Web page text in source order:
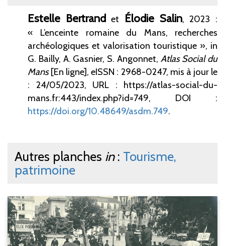
Estelle Bertrand et Élodie Salin, 2023 :
« L’enceinte romaine du Mans, recherches
archéologiques et valorisation touristique », in
G. Bailly, A. Gasnier, S. Angonnet, Atlas Social du
Mans[En ligne], eISSN : 2968-0247, mis à jour le
: 24/05/2023, URL : https://atlas-social-du-
mans.fr:443/index.php?id=749, DOI :
https://doi.org/10.48649/asdm.749.
Autres planches in: Tourisme,
patrimoine